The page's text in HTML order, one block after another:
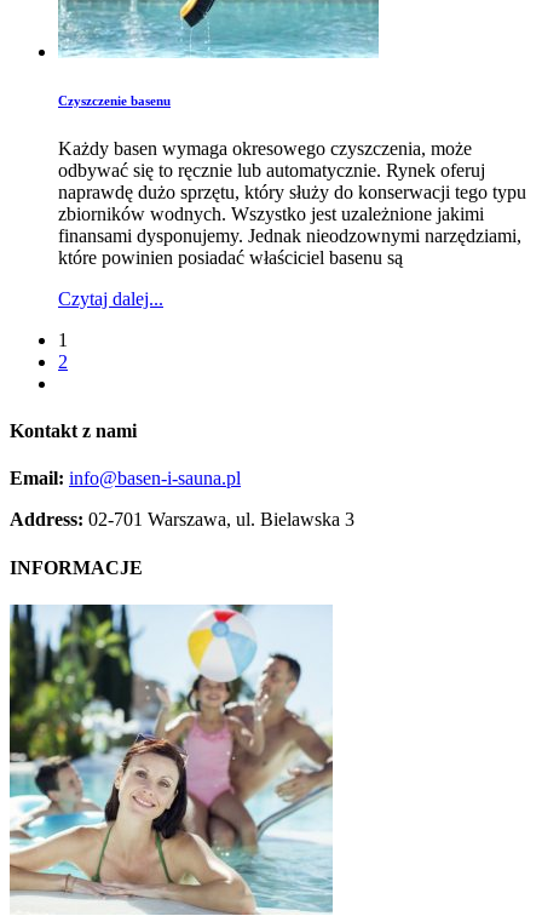
Czyszczenie basenu
Każdy basen wymaga okresowego czyszczenia, może
odbywać się to ręcznie lub automatycznie. Rynek oferuj
naprawdę dużo sprzętu, który służy do konserwacji tego typu
zbiorników wodnych. Wszystko jest uzależnione jakimi
finansami dysponujemy. Jednak nieodzownymi narzędziami,
które powinien posiadać właściciel basenu są
Czytaj dalej...
1
2
Kontakt z nami
Email: info@basen-i-sauna.pl
Address: 02-701 Warszawa, ul. Bielawska 3
INFORMACJE